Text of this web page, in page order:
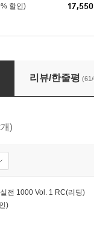
할인)
17,550
전 1000 Vol. 1 LC(리
리뷰/한줄평
)
전 1000 Vol. 1 RC(리딩)
)